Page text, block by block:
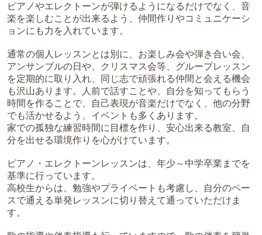
ピアノやエレクトーンが弾けるようになるだけでなく、音
楽を楽しむことが出来るよう、仲間作りやコミュニケーシ
ョンにも力を入れています。
通常の個人レッスンとは別に、お楽しみ会や弾き合い会、
アンサンブルの日や、クリスマス会等、グループレッスン
を定期的に取り入れ、同じ志で頑張れる仲間と会える機会
も沢山あります。人前で話すことや、自分を知ってもらう
時間を作ることで、自己表現が音楽だけでなく、他の分野
でも活かせるよう、イベントも多くあります。
家での孤独な練習時間に目標を作り、安心出来る教室、自
分を出せる環境作りを心がけています。
ピアノ・エレクトーンレッスンは、年少～中学卒業までを
基準に行っています。
高校生からは、勉強やプライベートも考慮し、自分のペー
スで通える単発レッスンに切り替えて通っていただけま
す。